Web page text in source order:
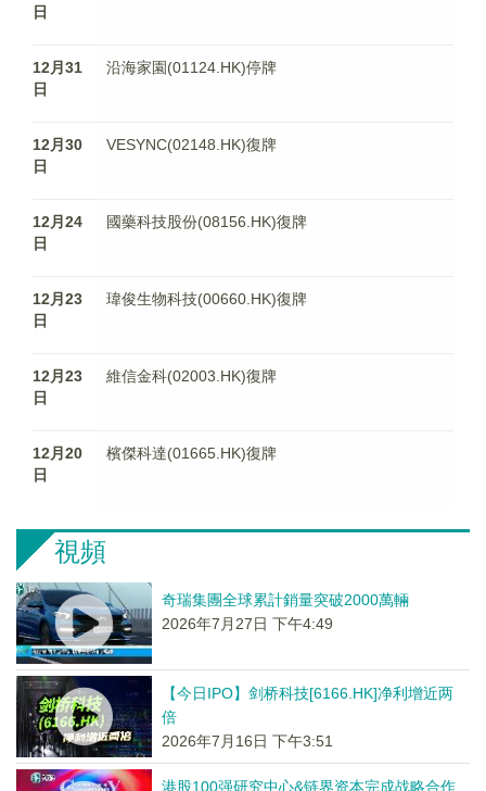
日
12月31
日
沿海家園(01124.HK)停牌
12月30
日
VESYNC(02148.HK)復牌
12月24
日
國藥科技股份(08156.HK)復牌
12月23
日
瑋俊生物科技(00660.HK)復牌
12月23
日
維信金科(02003.HK)復牌
12月20
日
檳傑科達(01665.HK)復牌
視頻
奇瑞集團全球累計銷量突破2000萬輛
2026年7月27日 下午4:49
【今日IPO】剑桥科技[6166.HK]净利增近两
倍
2026年7月16日 下午3:51
港股100强研究中心&链界资本完成战略合作